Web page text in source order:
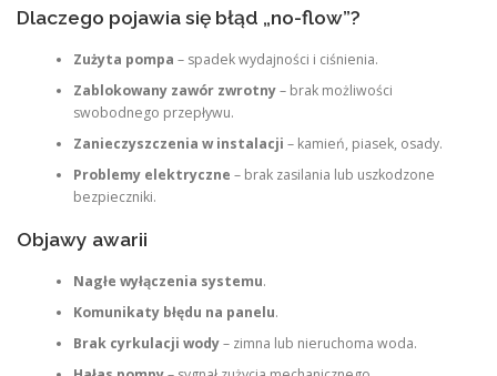
Dlaczego pojawia się błąd „no-flow”?
Zużyta pompa – spadek wydajności i ciśnienia.
Zablokowany zawór zwrotny– brak możliwości
swobodnego przepływu.
Zanieczyszczenia w instalacji – kamień, piasek, osady.
Problemy elektryczne – brak zasilania lub uszkodzone
bezpieczniki.
Objawy awarii
Nagłe wyłączenia systemu.
Komunikaty błędu na panelu.
Brak cyrkulacji wody– zimna lub nieruchoma woda.